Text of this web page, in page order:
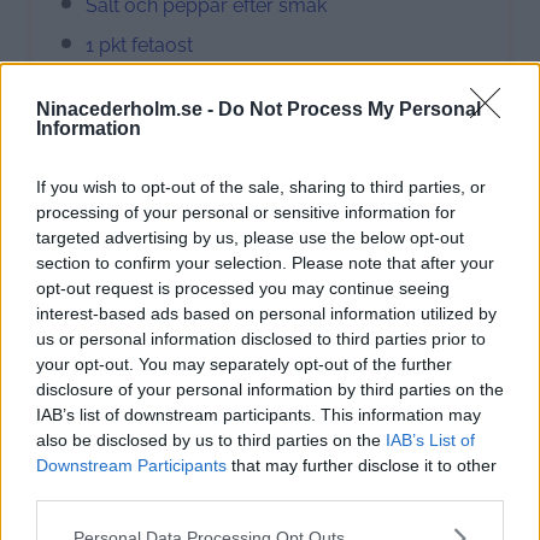
Ninacederholm.se - Do Not Process My Personal
Information
If you wish to opt-out of the sale, sharing to third parties, or
processing of your personal or sensitive information for
targeted advertising by us, please use the below opt-out
section to confirm your selection. Please note that after your
opt-out request is processed you may continue seeing
interest-based ads based on personal information utilized by
us or personal information disclosed to third parties prior to
your opt-out. You may separately opt-out of the further
disclosure of your personal information by third parties on the
IAB’s list of downstream participants. This information may
also be disclosed by us to third parties on the IAB’s List of
Downstream Participants that may further disclose it to other
Please note that this website/app uses one or more Google
Salt och peppar efter smak
1 pkt fetaost
Instruktioner
Skala och skiva sötpotatis och rosta på plåt
med olivolja, salt och peppar i 20–25
minuter.
Koka quinoa enligt anvisning.
Skölj kikärtor och mixa tillsammans med
paprika, vitlök och olivolja till en hummus.
Vid middagstid: Grovhacka hasselnötterna.